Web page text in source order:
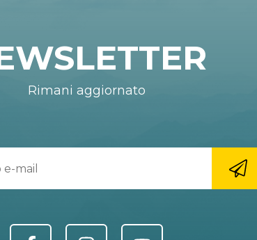
Rimani aggiornato